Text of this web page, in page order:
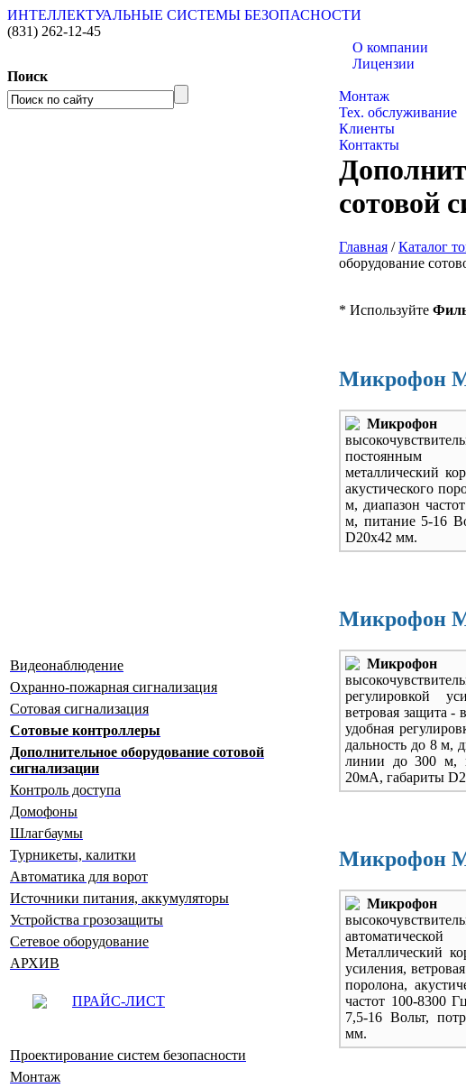
ИНТЕЛЛЕКТУАЛЬНЫЕ СИСТЕМЫ БЕЗОПАСНОСТИ
(831) 262-12-45
Поиск
О компании
Лицензии
Монтаж
Тех. обслуживание
Клиенты
Контакты
Видеонаблюдение
Охранно-пожарная сигнализация
Сотовая сигнализация
Сотовые контроллеры
Дополнительное оборудование сотовой
сигнализации
Контроль доступа
Домофоны
Шлагбаумы
Турникеты, калитки
Автоматика для ворот
Источники питания, аккумуляторы
Устройства грозозащиты
Сетевое оборудование
АРХИВ
ПРАЙС-ЛИСТ
Проектирование систем безопасности
Монтаж
сотовой
Главная /Каталог
оборудование
* Используйте
Микрофон
Микрофон
постоянным
металлический
акустического
м, диапазон
м, питание 5-16
D20х42 мм.
Микрофон
Микрофон
регулировкой
ветровая защита -
удобная
дальность до 8 м,
линии до 300 м,
20мА, габариты
Микрофон
Микрофон
Металлический
усиления,
поролона,
частот 100-8300
7,5-16 Вольт,
мм.